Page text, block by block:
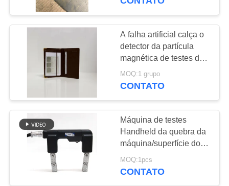
DA
QUALIDADE
CONTACTE-
PEÇA
UMAS
CITAÇÕES
A falha artificial calça o
detector da partícula
magnética de testes de
partícula magnética do
Ndt
MOQ:1 grupo
CONTATO
Máquina de testes
Handheld da quebra da
máquina/superfície do
detector de quebra
magnético
MOQ:1pcs
CONTATO